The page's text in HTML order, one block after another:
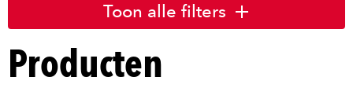
Toon alle filters
Producten